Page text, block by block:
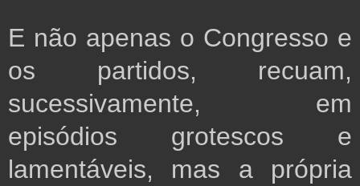
E não apenas o Congresso e
os partidos, recuam,
sucessivamente, em
episódios grotescos e
lamentáveis, mas a própria